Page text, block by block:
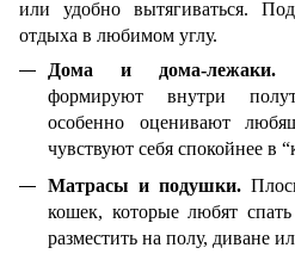
или удобно вытягиваться.
отдыха в любимом углу.
Дома и дома-
формируют внутри
особенно оценивают
чувствуют себя спокойнее в
Матрасы и подушки.
кошек, которые любят
разместить на полу, диване